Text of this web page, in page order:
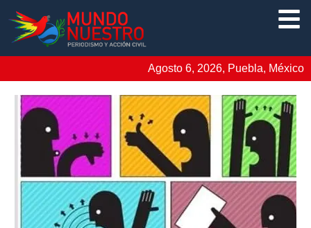
Agosto 6, 2026, Puebla, México